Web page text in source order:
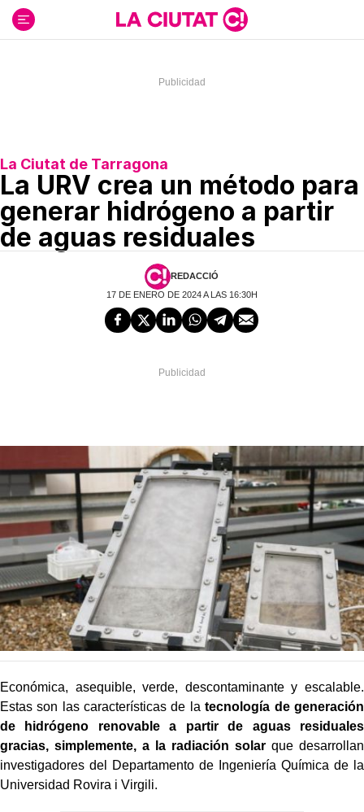
contenido
La Ciutat de Tarragona
La URV crea un método para
generar hidrógeno a partir
de aguas residuales
REDACCIÓ
17 DE ENERO DE 2024 A LAS 16:30H
Económica, asequible, verde, descontaminante y escalable.
Estas son las características de latecnología de generación
de hidrógeno renovable a partir de aguas residuales
gracias, simplemente, a la radiación solarque desarrollan
investigadores del Departamento de Ingeniería Química de la
Universidad Rovira i Virgili.